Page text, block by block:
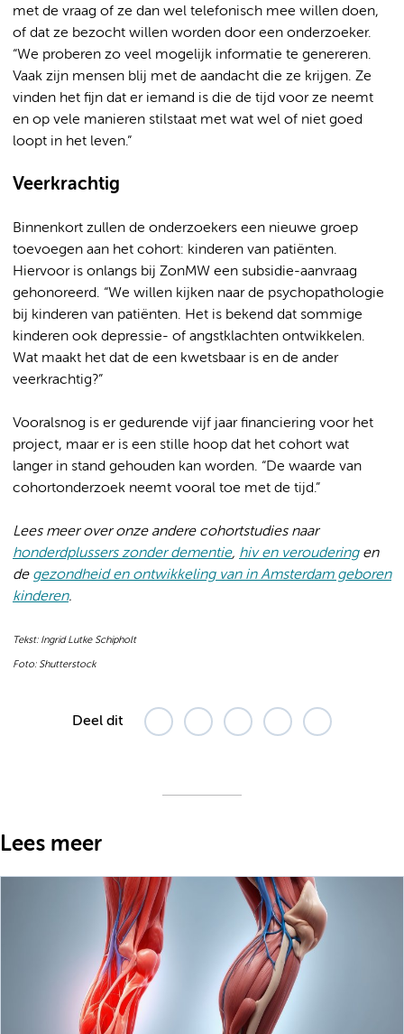
met de vraag of ze dan wel telefonisch mee willen doen,
of dat ze bezocht willen worden door een onderzoeker.
“We proberen zo veel mogelijk informatie te genereren.
Vaak zijn mensen blij met de aandacht die ze krijgen. Ze
vinden het fijn dat er iemand is die de tijd voor ze neemt
en op vele manieren stilstaat met wat wel of niet goed
loopt in het leven.”
Veerkrachtig
Binnenkort zullen de onderzoekers een nieuwe groep
toevoegen aan het cohort: kinderen van patiënten.
Hiervoor is onlangs bij ZonMW een subsidie-aanvraag
gehonoreerd. “We willen kijken naar de psychopathologie
bij kinderen van patiënten. Het is bekend dat sommige
kinderen ook depressie- of angstklachten ontwikkelen.
Wat maakt het dat de een kwetsbaar is en de ander
veerkrachtig?”
Vooralsnog is er gedurende vijf jaar financiering voor het
project, maar er is een stille hoop dat het cohort wat
langer in stand gehouden kan worden. “De waarde van
cohortonderzoek neemt vooral toe met de tijd.”
Lees meer over onze andere cohortstudies naar
honderdplussers zonder dementie, hiv en verouderingen
de gezondheid en ontwikkeling van in Amsterdam geboren
kinderen.
Tekst: Ingrid Lutke Schipholt
Foto: Shutterstock
Deel dit
Lees meer